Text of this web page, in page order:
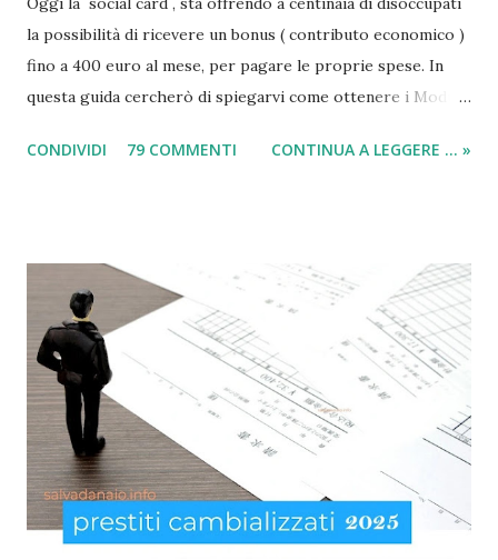
la possibilità di ricevere un bonus ( contributo economico )
fino a 400 euro al mese, per pagare le proprie spese. In
questa guida cercherò di spiegarvi come ottenere i Moduli
(per il sussidio di 400 euro al mese per nucleo familiare),
con più di 65 anni d'età e minori fino a 3 anni di età. Infatti
come indicato per quest’ultimi è necessario fare domanda
per la social card acquisti straordinaria ). Per chi non lo
sapesse, tutto è gestito e determinato in base alle norme
imposte con la nuova legge di aiuto e sostegno per le
famiglie italiane. Ricordo che le domande potranno essere
presentate da tutti i cittadini italiani, cittadini comunitari e
anche extracom...
CONDIVIDI 79 COMMENTI CONTINUA A LEGGERE ... »